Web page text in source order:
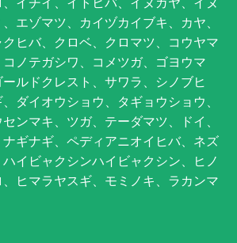
エゾマツ、カイヅカイブキ、カヤ、
ヒバ、クロベ、クロマツ、コウヤマ
ノテガシワ、コメツガ、ゴヨウマ
ルドクレスト、サワラ、シノブヒ
ダイオウショウ、タギョウショウ、
ンマキ、ツガ、テーダマツ、ドイ、
ギナギ、ペディアニオイヒバ、ネズ
イビャクシンハイビャクシン、ヒノ
ヒマラヤスギ、モミノキ、ラカンマ